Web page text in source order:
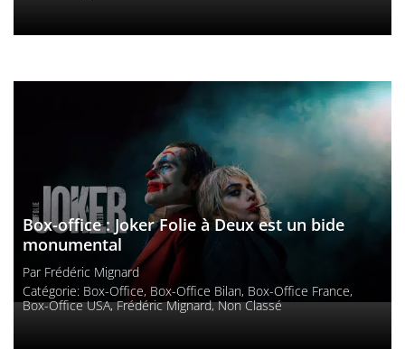
Box-office : Joker Folie à Deux est un bide
monumental
Par Frédéric Mignard
Catégorie: Box-Office, Box-Office Bilan, Box-Office France,
Box-Office USA,Frédéric Mignard,Non Classé